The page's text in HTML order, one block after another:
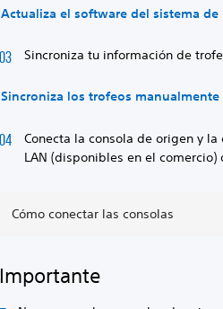
Actualiza el software del sistema de
Sincroniza tu información de
Sincroniza los trofeos manualmente
Conecta la consola de origen y
LAN (disponibles en el
Cómo conectar las consolas
Importante